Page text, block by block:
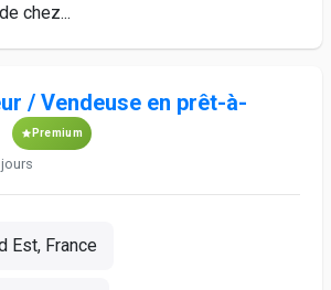
chez...
/ Vendeuse en prêt-à-
Premium
Est, France